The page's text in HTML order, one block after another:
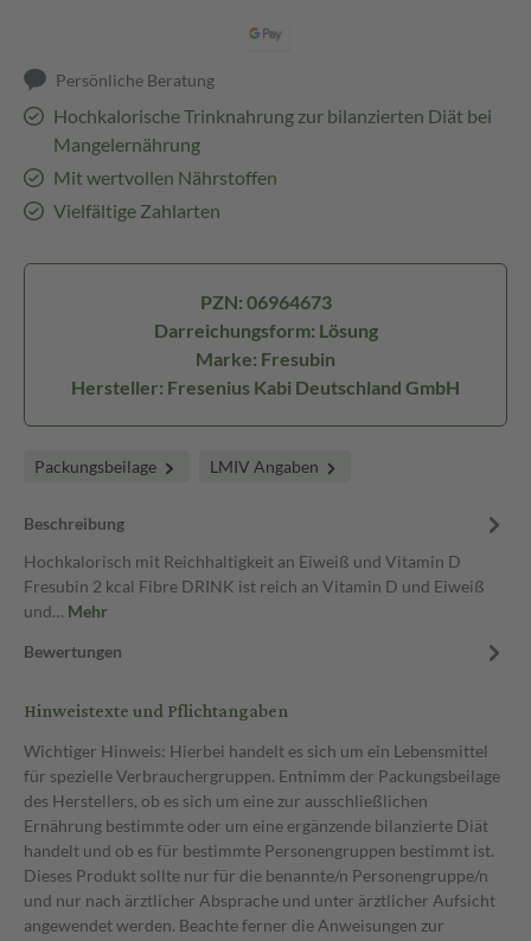
Persönliche Beratung
Hochkalorische Trinknahrung zur bilanzierten Diät bei
Mangelernährung
Mit wertvollen Nährstoffen
Vielfältige Zahlarten
PZN: 06964673
Darreichungsform: Lösung
Marke: Fresubin
Hersteller: Fresenius Kabi Deutschland GmbH
Packungsbeilage LMIV Angaben
Beschreibung
Hochkalorisch mit Reichhaltigkeit an Eiweiß und Vitamin D
Fresubin 2 kcal Fibre DRINK ist reich an Vitamin D und Eiweiß
und… Mehr
Bewertungen
Hinweistexte und Pflichtangaben
Wichtiger Hinweis: Hierbei handelt es sich um ein Lebensmittel
für spezielle Verbrauchergruppen. Entnimm der Packungsbeilage
des Herstellers, ob es sich um eine zur ausschließlichen
Ernährung bestimmte oder um eine ergänzende bilanzierte Diät
handelt und ob es für bestimmte Personengruppen bestimmt ist.
Dieses Produkt sollte nur für die benannte/n Personengruppe/n
und nur nach ärztlicher Absprache und unter ärztlicher Aufsicht
angewendet werden. Beachte ferner die Anweisungen zur